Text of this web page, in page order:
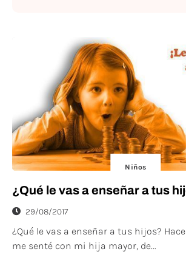
Niños
¿Qué le vas a enseñar a tus
29/08/2017
¿Qué le vas a enseñar a tus hijos?
me senté con mi hija mayor, de...